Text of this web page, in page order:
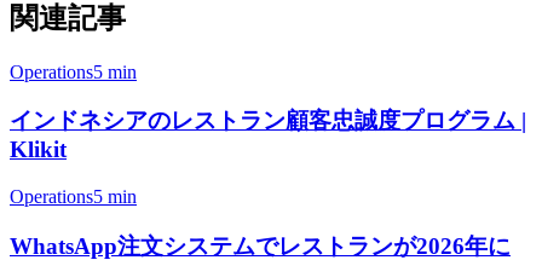
関連記事
Operations5 min
インドネシアのレストラン顧客忠誠度プログラム |
Klikit
Operations5 min
WhatsApp注文システムでレストランが2026年に